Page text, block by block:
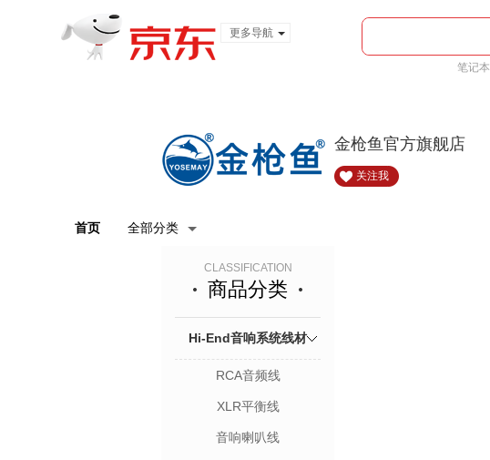
更多导航
笔记本
金枪鱼官方旗舰店
关注我
首页 全部分类
CLASSIFICATION
商品分类
Hi-End音响系统线材
RCA音频线
XLR平衡线
音响喇叭线